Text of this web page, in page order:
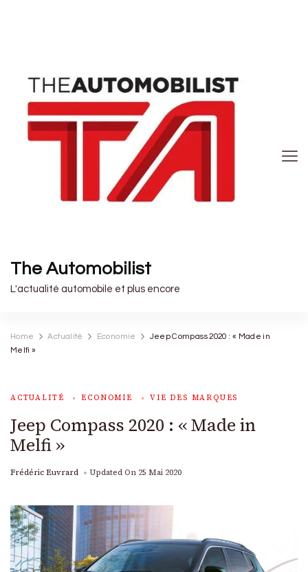
The Automobilist
L'actualité automobile et plus encore
Home Actualité Economie
Jeep Compass 2020 : « Made in
Melfi »
ACTUALITÉ ECONOMIE VIE DES MARQUES
Jeep Compass 2020 : « Made in
Melfi »
Frédéric Euvrard Updated On 25 Mai 2020